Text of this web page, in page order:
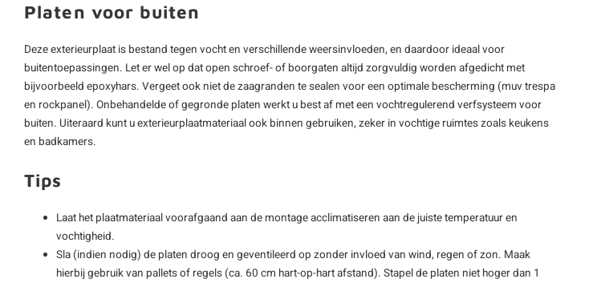
Platen voor buiten
Deze exterieurplaat is bestand tegen vocht en verschillende weersinvloeden, en daardoor ideaal voor
buitentoepassingen. Let er wel op dat open schroef- of boorgaten altijd zorgvuldig worden afgedicht met
bijvoorbeeld epoxyhars. Vergeet ook niet de zaagranden te sealen voor een optimale bescherming (muv trespa
en rockpanel). Onbehandelde of gegronde platen werkt u best af met een vochtregulerend verfsysteem voor
buiten. Uiteraard kunt u exterieurplaatmateriaal ook binnen gebruiken, zeker in vochtige ruimtes zoals keukens
en badkamers.
Tips
Laat het plaatmateriaal voorafgaand aan de montage acclimatiseren aan de juiste temperatuur en
vochtigheid.
Sla (indien nodig) de platen droog en geventileerd op zonder invloed van wind, regen of zon. Maak
hierbij gebruik van pallets of regels (ca. 60 cm hart-op-hart afstand). Stapel de platen niet hoger dan 1